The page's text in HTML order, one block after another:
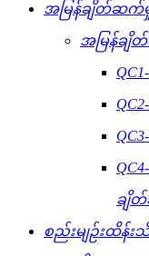
အမြန်ချိတ်ဆက်မှု
အမြန်ချိ
ချိ
စည်းမျဉ်းထိန်းသိ